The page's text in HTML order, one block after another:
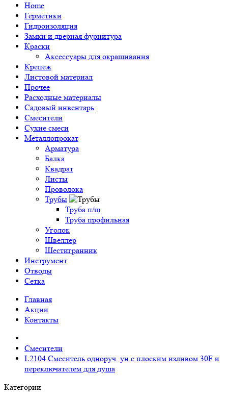
Home
Герметики
Гидроизоляция
Замки и дверная фурнитура
Краски
Аксессуары для окрашивания
Крепеж
Листовой материал
Прочее
Расходные материалы
Садовый инвентарь
Смесители
Сухие смеси
Металлопрокат
Арматура
Балка
Квадрат
Листы
Проволока
Трубы
Труба п/ш
Труба профильная
Уголок
Швеллер
Шестигранник
Инструмент
Отводы
Сетка
Главная
Акции
Контакты
Смесители
L2104 Смеситель одноруч. ун.с плоским изливом 30F и
переключателем для душа
Категории